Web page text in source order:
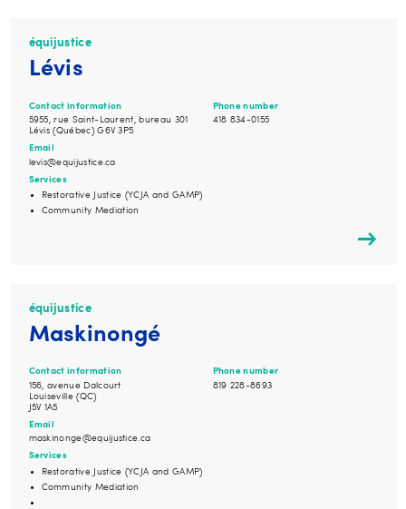
équijustice
Lévis
Contact information
5955, rue Saint-Laurent, bureau 301
Lévis (Québec) G6V 3P5
Phone number
418 834-0155
Email
levis@equijustice.ca
Services
Restorative Justice (YCJA and GAMP)
Community Mediation
équijustice
Maskinongé
Contact information
156, avenue Dalcourt
Louiseville (QC)
J5V 1A5
Phone number
819 228-8693
Email
maskinonge@equijustice.ca
Services
Restorative Justice (YCJA and GAMP)
Community Mediation